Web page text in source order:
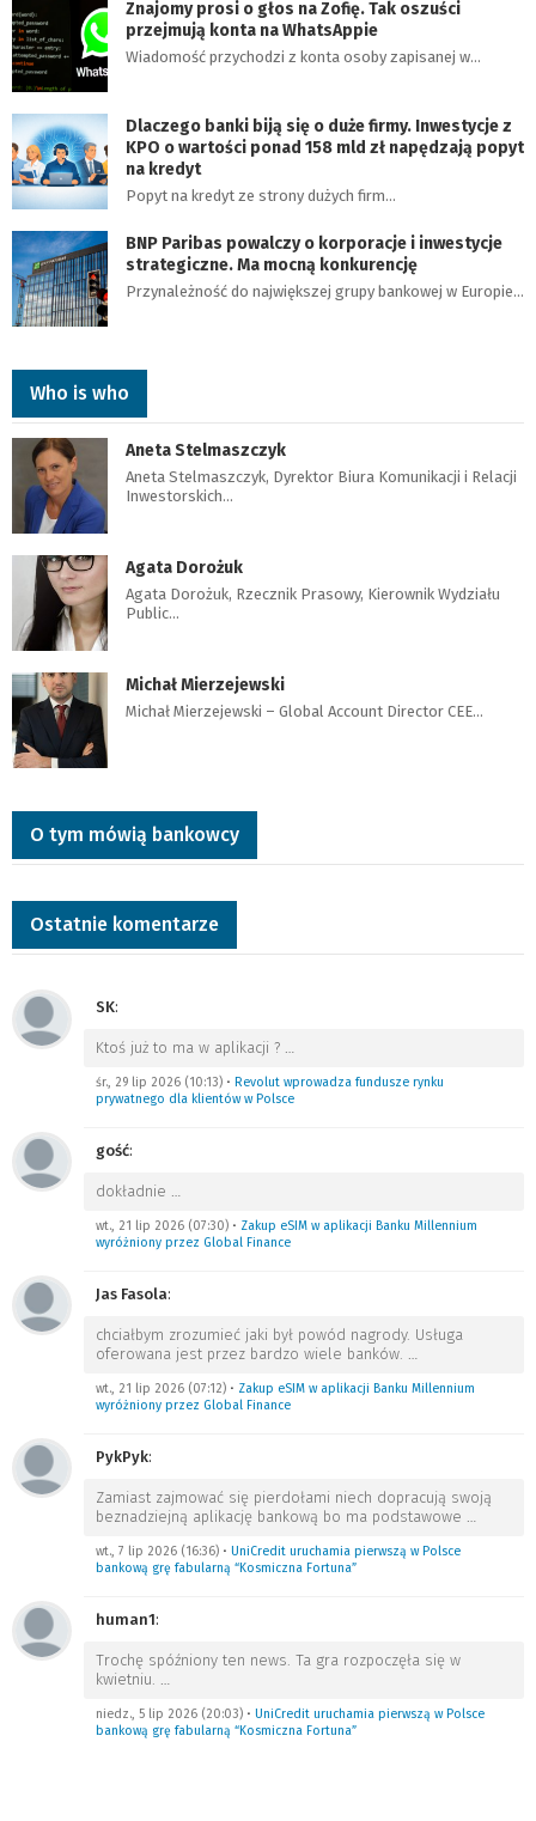
Znajomy prosi o głos na Zofię. Tak oszuści
przejmują konta na WhatsAppie
Wiadomość przychodzi z konta osoby zapisanej w…
Dlaczego banki biją się o duże firmy. Inwestycje z
KPO o wartości ponad 158 mld zł napędzają popyt
na kredyt
Popyt na kredyt ze strony dużych firm…
BNP Paribas powalczy o korporacje i inwestycje
strategiczne. Ma mocną konkurencję
Przynależność do największej grupy bankowej w Europie…
Who is who
Aneta Stelmaszczyk
Aneta Stelmaszczyk, Dyrektor Biura Komunikacji i Relacji
Inwestorskich…
Agata Dorożuk
Agata Dorożuk, Rzecznik Prasowy, Kierownik Wydziału
Public…
Michał Mierzejewski
Michał Mierzejewski – Global Account Director CEE…
O tym mówią bankowcy
Ostatnie komentarze
SK:
Ktoś już to ma w aplikacji ? …
śr., 29 lip 2026 (10:13) • Revolut wprowadza fundusze rynku
prywatnego dla klientów w Polsce
gość:
dokładnie …
wt., 21 lip 2026 (07:30) • Zakup eSIM w aplikacji Banku Millennium
wyróżniony przez Global Finance
Jas Fasola:
chciałbym zrozumieć jaki był powód nagrody. Usługa
oferowana jest przez bardzo wiele banków. …
wt., 21 lip 2026 (07:12) • Zakup eSIM w aplikacji Banku Millennium
wyróżniony przez Global Finance
PykPyk:
Zamiast zajmować się pierdołami niech dopracują swoją
beznadziejną aplikację bankową bo ma podstawowe …
wt., 7 lip 2026 (16:36) • UniCredit uruchamia pierwszą w Polsce
bankową grę fabularną “Kosmiczna Fortuna”
human1:
Trochę spóźniony ten news. Ta gra rozpoczęła się w
kwietniu. …
niedz., 5 lip 2026 (20:03) • UniCredit uruchamia pierwszą w Polsce
bankową grę fabularną “Kosmiczna Fortuna”